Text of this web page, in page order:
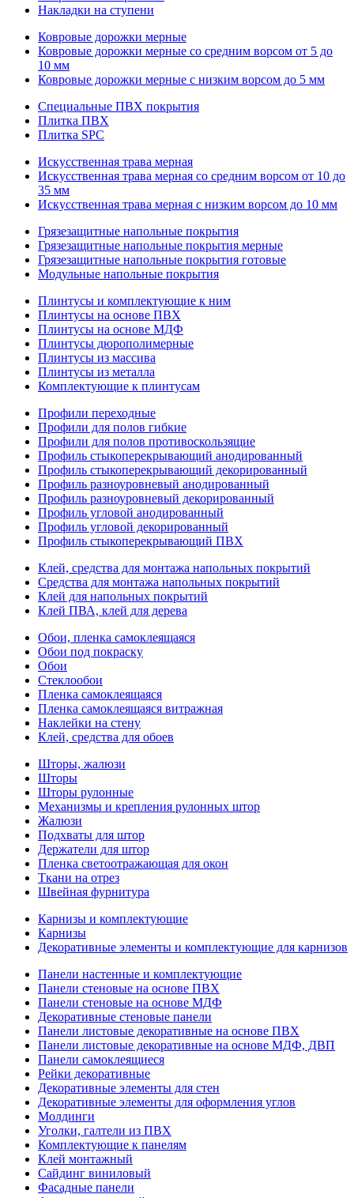
Накладки на ступени
Ковровые дорожки мерные
Ковровые дорожки мерные со средним ворсом от 5 до
10 мм
Ковровые дорожки мерные с низким ворсом до 5 мм
Специальные ПВХ покрытия
Плитка ПВХ
Плитка SPC
Искуccтвенная трава мерная
Искусственная трава мерная со средним ворсом от 10 до
35 мм
Искусственная трава мерная с низким ворсом до 10 мм
Грязезащитные напольные покрытия
Грязезащитные напольные покрытия мерные
Грязезащитные напольные покрытия готовые
Модульные напольные покрытия
Плинтусы и комплектующие к ним
Плинтусы на основе ПВХ
Плинтусы на основе МДФ
Плинтусы дюрополимерные
Плинтусы из массива
Плинтусы из металла
Комплектующие к плинтусам
Профили переходные
Профили для полов гибкие
Профили для полов противоскользящие
Профиль стыкоперекрывающий анодированный
Профиль стыкоперекрывающий декорированный
Профиль разноуровневый анодированный
Профиль разноуровневый декорированный
Профиль угловой анодированный
Профиль угловой декорированный
Профиль стыкоперекрывающий ПВХ
Клей, средства для монтажа напольных покрытий
Средства для монтажа напольных покрытий
Клей для напольных покрытий
Клей ПВА, клей для дерева
Обои, пленка самоклеящаяся
Обои под покраску
Обои
Стеклообои
Пленка самоклеящаяся
Пленка самоклеящаяся витражная
Наклейки на стену
Клей, средства для обоев
Шторы, жалюзи
Шторы
Шторы рулонные
Механизмы и крепления рулонных штор
Жалюзи
Подхваты для штор
Держатели для штор
Пленка светоотражающая для окон
Ткани на отрез
Швейная фурнитура
Карнизы и комплектующие
Карнизы
Декоративные элементы и комплектующие для карнизов
Панели настенные и комплектующие
Панели стеновые на основе ПВХ
Панели стеновые на основе МДФ
Декоративные стеновые панели
Панели листовые декоративные на основе ПВХ
Панели листовые декоративные на основе МДФ, ДВП
Панели самоклеящиеся
Рейки декоративные
Декоративные элементы для стен
Декоративные элементы для оформления углов
Молдинги
Уголки, галтели из ПВХ
Комплектующие к панелям
Клей монтажный
Сайдинг виниловый
Фасадные панели